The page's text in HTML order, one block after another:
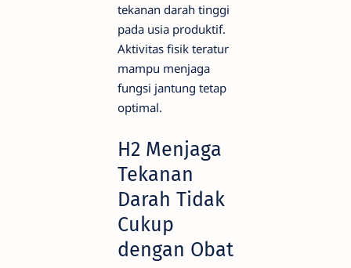
tekanan darah tinggi
pada usia produktif.
Aktivitas fisik teratur
mampu menjaga
fungsi jantung tetap
optimal.
H2 Menjaga
Tekanan
Darah Tidak
Cukup
dengan Obat